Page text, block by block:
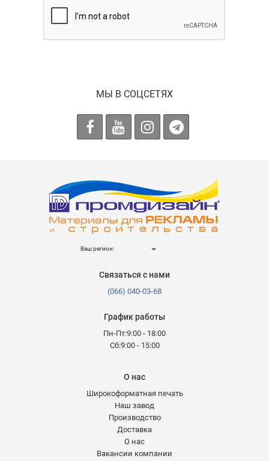
МЫ В СОЦСЕТЯХ
Ваш регион:
Связаться с нами
(066) 040-03-68
График работы
Пн-Пт:9:00 - 18:00
Сб:9:00 - 15:00
О нас
Широкоформатная печать
Наш завод
Производство
Доставка
О нас
Вакансии компании